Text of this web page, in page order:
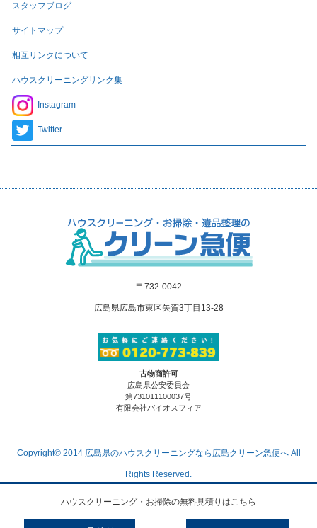
スタッフブログ
サイトマップ
相互リンクについて
ハウスクリーニングリンク集
Instagram
Twitter
〒732-0042
広島県広島市東区矢賀3丁目13-28
古物商許可
広島県公安委員会
第731011100037号
有限会社バイオスフィア
Copyright© 2014 広島県のハウスクリーニングなら広島クリーン急便へAll
Rights Reserved.
ハウスクリーニング・お掃除の無料見積りはこちら